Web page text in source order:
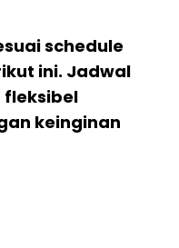
schedule
ini. Jadwal
keinginan